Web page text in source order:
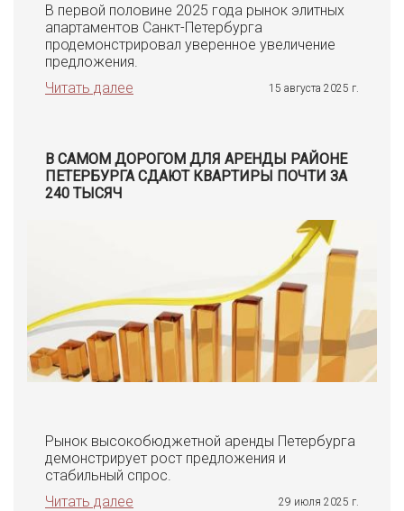
В первой половине 2025 года рынок элитных
апартаментов Санкт-Петербурга
продемонстрировал уверенное увеличение
предложения.
Читать далее
15 августа 2025 г.
В САМОМ ДОРОГОМ ДЛЯ АРЕНДЫ РАЙОНЕ
ПЕТЕРБУРГА СДАЮТ КВАРТИРЫ ПОЧТИ ЗА
240 ТЫСЯЧ
Рынок высокобюджетной аренды Петербурга
демонстрирует рост предложения и
стабильный спрос.
Читать далее
29 июля 2025 г.